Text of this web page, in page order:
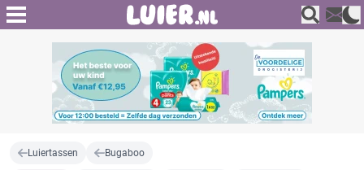
Luiertassen Bugaboo